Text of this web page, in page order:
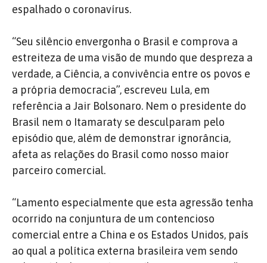
espalhado o coronavírus.
“Seu silêncio envergonha o Brasil e comprova a
estreiteza de uma visão de mundo que despreza a
verdade, a Ciência, a convivência entre os povos e
a própria democracia”, escreveu Lula, em
referência a Jair Bolsonaro. Nem o presidente do
Brasil nem o Itamaraty se desculparam pelo
episódio que, além de demonstrar ignorância,
afeta as relações do Brasil como nosso maior
parceiro comercial.
“Lamento especialmente que esta agressão tenha
ocorrido na conjuntura de um contencioso
comercial entre a China e os Estados Unidos, país
ao qual a política externa brasileira vem sendo